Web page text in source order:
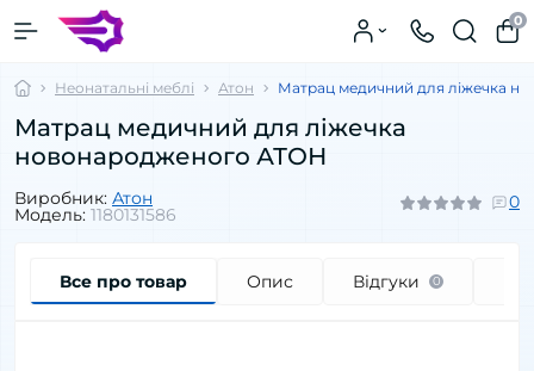
0
Неонатальні меблі Атон Матрац медичний для ліжечка
Матрац медичний для ліжечка
новонародженого АТОН
Виробник: Атон
Модель: 1180131586
0
Все про товар Опис Відгуки 0